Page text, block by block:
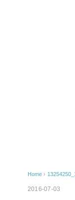
Home ›
2016-07-03